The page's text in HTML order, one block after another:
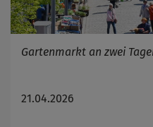
Gartenmarkt an zwei
21.04.2026